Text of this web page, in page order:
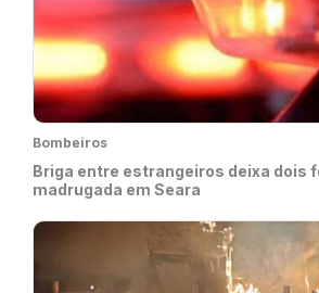
Bombeiros
Briga entre estrangeiros deixa dois
madrugada em Seara